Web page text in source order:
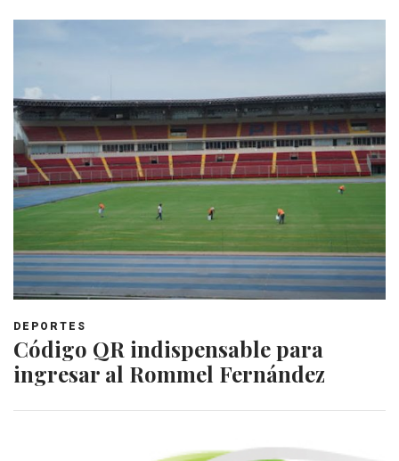
DEPORTES
Código QR indispensable para
ingresar al Rommel Fernández